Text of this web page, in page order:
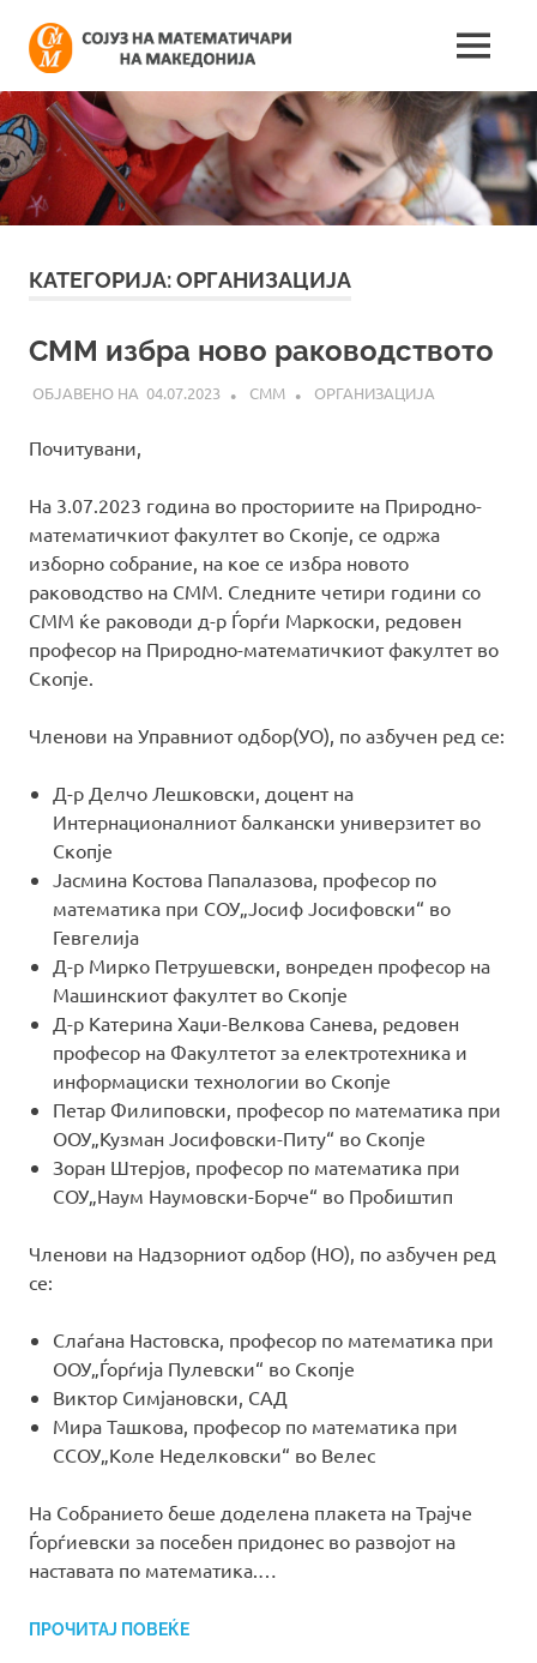
content
на
на
Македонија
информации
поврзани
со
работата
на
MENU
КАТЕГОРИЈА:ОРГАНИЗАЦИЈА
СММ избра ново раководството
04.07.2023 СММ ОРГАНИЗАЦИЈА
Почитувани,
На 3.07.2023 година во просториите на Природно-
математичкиот факултет во Скопје, се одржа
изборно собрание, на кое се избра новото
раководство на СММ. Следните четири години со
СММ ќе раководи д-р Ѓорѓи Маркоски, редовен
професор на Природно-математичкиот факултет во
Скопје.
Членови на Управниот одбор(УО), по азбучен ред се:
Д-р Делчо Лешковски, доцент на
Интернационалниот балкански универзитет во
Скопје
Јасмина Костова Папалазова, професор по
математика при СОУ„Јосиф Јосифовски“ во
Гевгелија
Д-р Мирко Петрушевски, вонреден професор на
Машинскиот факултет во Скопје
Д-р Катерина Хаџи-Велкова Санева, редовен
професор на Факултетот за електротехника и
информациски технологии во Скопје
Петар Филиповски, професор по математика при
ООУ„Кузман Јосифовски-Питу“ во Скопје
Зоран Штерјов, професор по математика при
СОУ„Наум Наумовски-Борче“ во Пробиштип
Членови на Надзорниот одбор (НО), по азбучен ред
се:
Слаѓана Настовска, професор по математика при
ООУ„Ѓорѓија Пулевски“ во Скопје
Виктор Симјановски, САД
Мира Ташкова, професор по математика при
ССОУ„Коле Неделковски“ во Велес
На Собранието беше доделена плакета на Трајче
Ѓорѓиевски за посебен придонес во развојот на
наставата по математика.…
ПРОЧИТАЈ ПОВЕЌЕ